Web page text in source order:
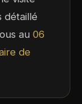
détaillé
au 06
de